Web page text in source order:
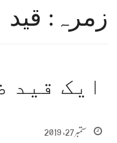
زمرہ: قید
ایک قید
ستمبر 27, 2019